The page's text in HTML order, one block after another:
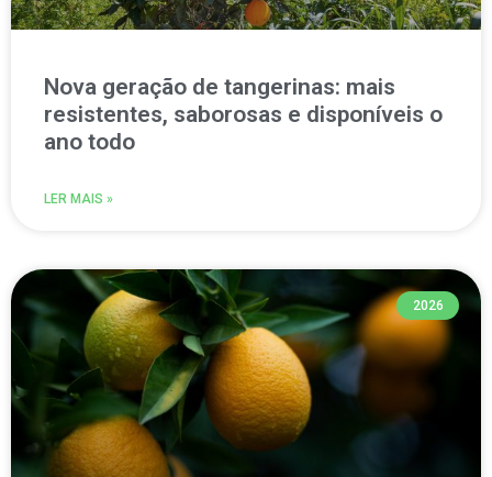
Nova geração de tangerinas: mais
resistentes, saborosas e disponíveis o
ano todo
LER MAIS »
2026